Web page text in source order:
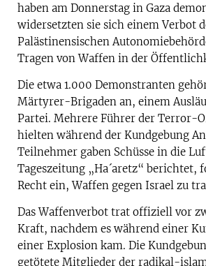
haben am Donnerstag in Gaza
widersetzten sie sich einem Verbot
Palästinensischen
Tragen von Waffen in der
Die etwa 1.000 Demonstranten
Märtyrer-Brigaden an, einem
Partei. Mehrere Führer der Terror-
hielten während der Kundgebung
Teilnehmer gaben Schüsse in die
Tageszeitung „Ha´aretz“ berichtet,
Recht ein, Waffen gegen Israel zu
Das Waffenverbot trat offiziell vor
Kraft, nachdem es während einer
einer Explosion kam. Die
getötete Mitglieder der radikal-